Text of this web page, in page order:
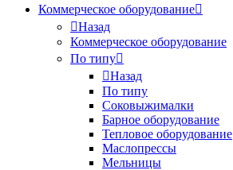
Коммерческое оборудование
Назад
Коммерческое оборудование
По типу
Назад
По типу
Соковыжималки
Барное оборудование
Тепловое оборудование
Маслопрессы
Мельницы